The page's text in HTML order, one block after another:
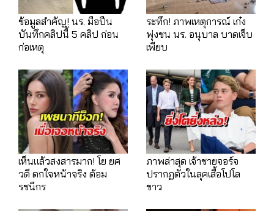
ข้อมูลสำคัญ! นร. มือปืน
บันทึกคลิปนี้ 5 คลิป ก่อน
ก่อเหตุ
ระทึก! ภาพเหตุการณ์ เก๋ง
พุ่งชน นร. อนุบาล บาดเจ็บ
เพียบ
เห็นแล้วสงสารมาก! โย ยศ
วดี ตกใจหน้าจริง ต้อม
รชนีกร
ภาพล่าสุด เจ้าชายจอร์จ
ปรากฏตัวในลุคเสื้อโปโล
ขาว